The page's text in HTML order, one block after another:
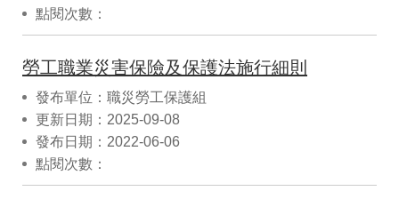
點閱次數：
勞工職業災害保險及保護法施行細則
發布單位：職災勞工保護組
更新日期：2025-09-08
發布日期：2022-06-06
點閱次數：